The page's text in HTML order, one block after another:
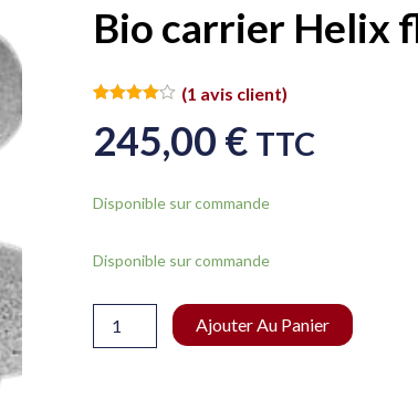
Bio carrier Helix
sur 5
basé
sur
(1 avis client)
245,00 € TTC
Disponible sur commande
Disponible sur commande
quantité
Bio
carrier
Helix
Ajouter Au Panier